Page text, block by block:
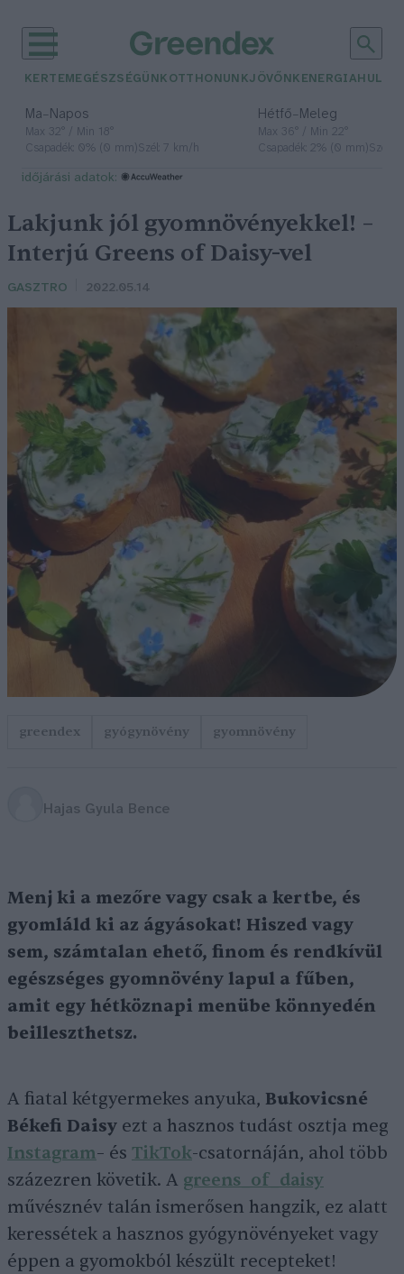
KERTEM EGÉSZSÉGÜNK OTTHONUNKJÖVŐNK ENERGIA
Ma– Napos
Max 32° / Min 18°
Csapadék: 0% (0 mm)Szél: 7 km/h
Hétfő– Meleg
Max 36° / Min 22°
Csapadék: 2% (0 mm)Szél:
időjárási adatok:
Lakjunk jól gyomnövényekkel! –
Interjú Greens of Daisy-vel
GASZTRO 2022.05.14
greendex gyógynövény gyomnövény
Hajas Gyula Bence
Menj ki a mezőre vagy csak a kertbe, és
gyomláld ki az ágyásokat! Hiszed vagy
sem, számtalan ehető, finom és rendkívül
egészséges gyomnövény lapul a fűben,
amit egy hétköznapi menübe könnyedén
beilleszthetsz.
A fiatal kétgyermekes anyuka, Bukovicsné
Békefi Daisy ezt a hasznos tudást osztja meg
Instagram– és TikTok-csatornáján, ahol több
százezren követik. A greens_of_daisy
művésznév talán ismerősen hangzik, ez alatt
keressétek a hasznos gyógynövényeket vagy
éppen a gyomokból készült recepteket!